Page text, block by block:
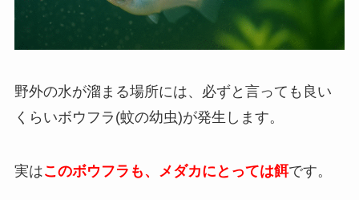
野外の水が溜まる場所には、必ずと言っても良い
くらいボウフラ(蚊の幼虫)が発生します。
実はこのボウフラも、メダカにとっては餌です。